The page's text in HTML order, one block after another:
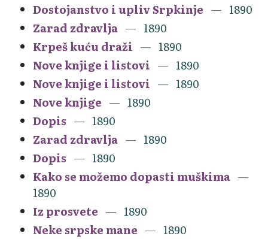
Dostojanstvo i upliv Srpkinje
1890
Zarad zdravlja
1890
Krpeš kuću draži
1890
Nove knjige i listovi
1890
Nove knjige i listovi
1890
Nove knjige
1890
Dopis
1890
Zarad zdravlja
1890
Dopis
1890
Kako se možemo dopasti muškima
1890
Iz prosvete
1890
Neke srpske mane
1890